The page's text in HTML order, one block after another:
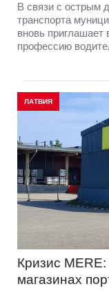
В связи с острым
транспорта
вновь
профессию
ЛАТВИЯ
Кризис
магазинах